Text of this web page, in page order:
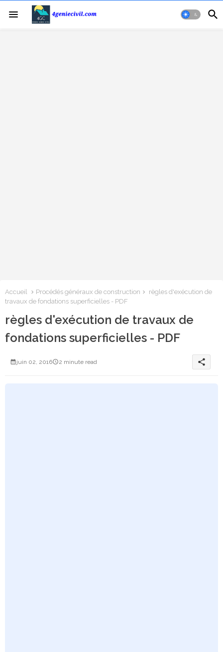
Accueil Procédés généraux de construction
règles d'exécution de
travaux de fondations superficielles - PDF
règles d'exécution de travaux de
fondations superficielles - PDF
juin 02, 2016 2 minute read share